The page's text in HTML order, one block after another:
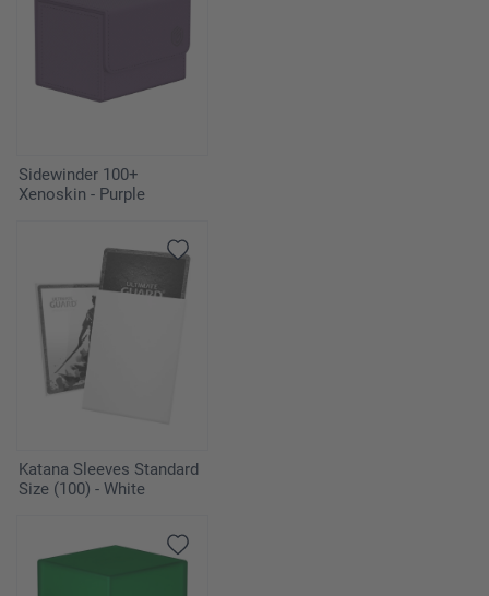
Sidewinder 100+
Xenoskin - Purple
Katana Sleeves Standard
Size (100) - White